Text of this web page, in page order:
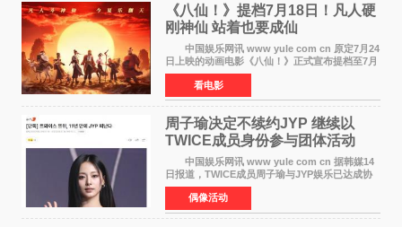
《八仙！》提档7月18日！凡人硬
刚神仙 站着也要成仙
中国娱乐网讯 www yule com cn 原定7月24
日上映的动画电影《八仙！》正式宣布提档至7月
18日。这部国风动画大片将八仙过海，各显神通
这句刻在国人DNA里的俗语玩出了新花样——影
片讲述凡人
看电影
周子瑜决定不续约JYP 继续以
TWICE成员身份参与团体活动
中国娱乐网讯 www yule com cn 据韩媒14
日报道，TWICE成员周子瑜与JYP娱乐已达成协
议，不再续签个人专属合约，但她将继续参与
TWICE的完整团体活动。 周子瑜于2015年通
过生存节目《SIXTE
偶像活动